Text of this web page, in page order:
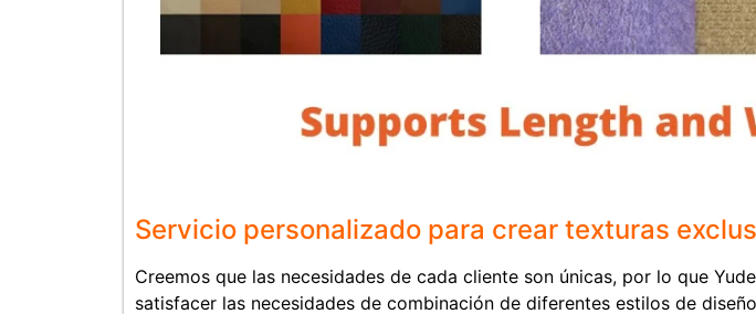
Servicio personalizado para crear texturas
Creemos que las necesidades de cada cliente son únicas, por lo que
satisfacer las necesidades de combinación de diferentes estilos de